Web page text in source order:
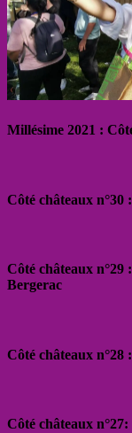
Millésime 2021 :
Côté châteaux n°30
Côté châteaux n°29
Bergerac
Côté châteaux n°28
Côté châteaux